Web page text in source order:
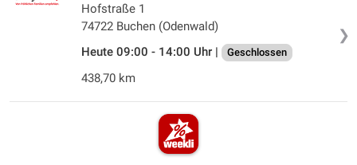
❯
Hofstraße 1
74722 Buchen (Odenwald)
Heute 09:00 - 14:00 Uhr |
Geschlossen
438,70 km